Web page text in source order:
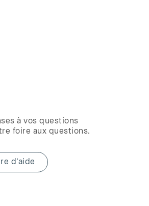
à vos questions
foire aux questions.
d’aide